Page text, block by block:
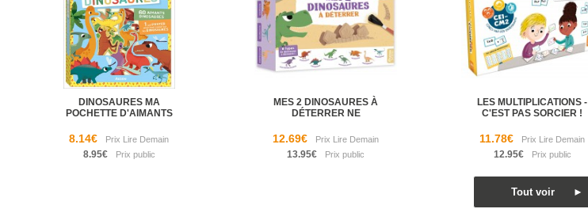
DINOSAURES MA
POCHETTE D'AIMANTS
8.14€
8.95€
MES 2 DINOSAURES À
DÉTERRER NE
12.69€
13.95€
LES MULTIPLICATIONS -
C'EST PAS SORCIER !
11.78€
12.95€